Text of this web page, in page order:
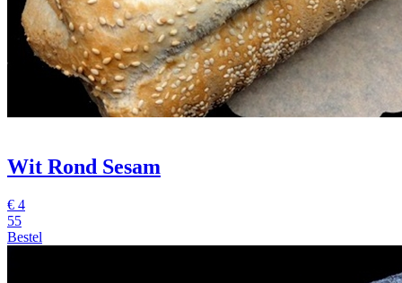
Wit Rond Sesam
€ 4
55
Bestel